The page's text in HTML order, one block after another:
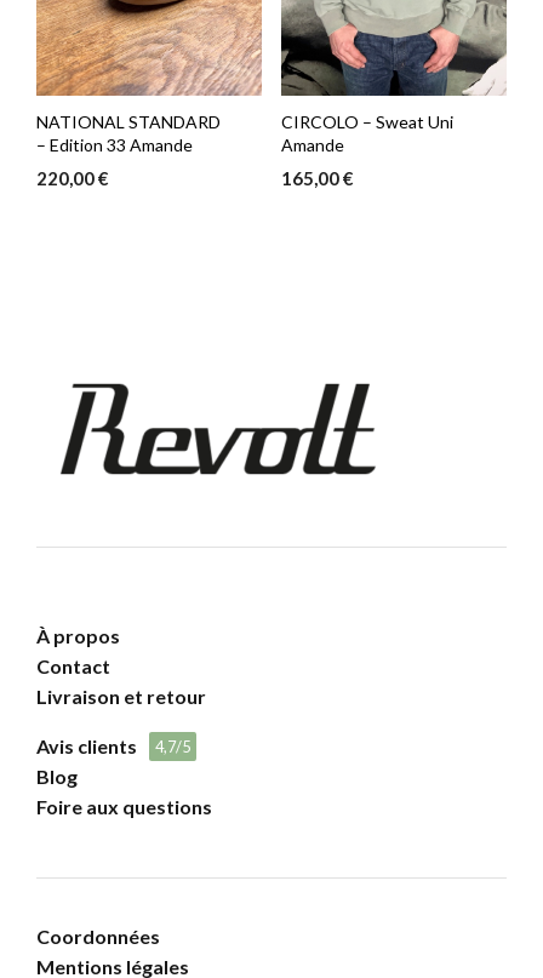
NATIONAL STANDARD
– Edition 33 Amande
220,00€
CIRCOLO – Sweat Uni
Amande
165,00€
À propos
Contact
Livraison et retour
Avis clients 4,7/5
Blog
Foire aux questions
Coordonnées
Mentions légales